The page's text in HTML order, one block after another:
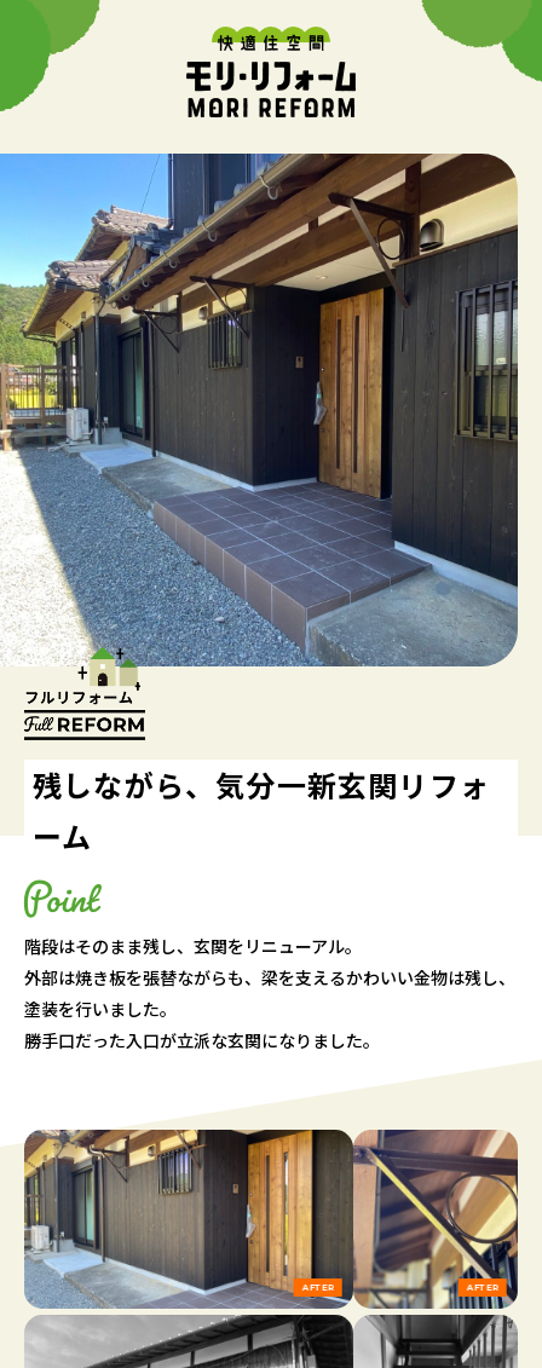
残しながら、気分一新玄関リフォ
ーム
階段はそのまま残し、玄関をリニューアル。
外部は焼き板を張替ながらも、梁を支えるかわいい金物は残し、
塗装を行いました。
勝手口だった入口が立派な玄関になりました。